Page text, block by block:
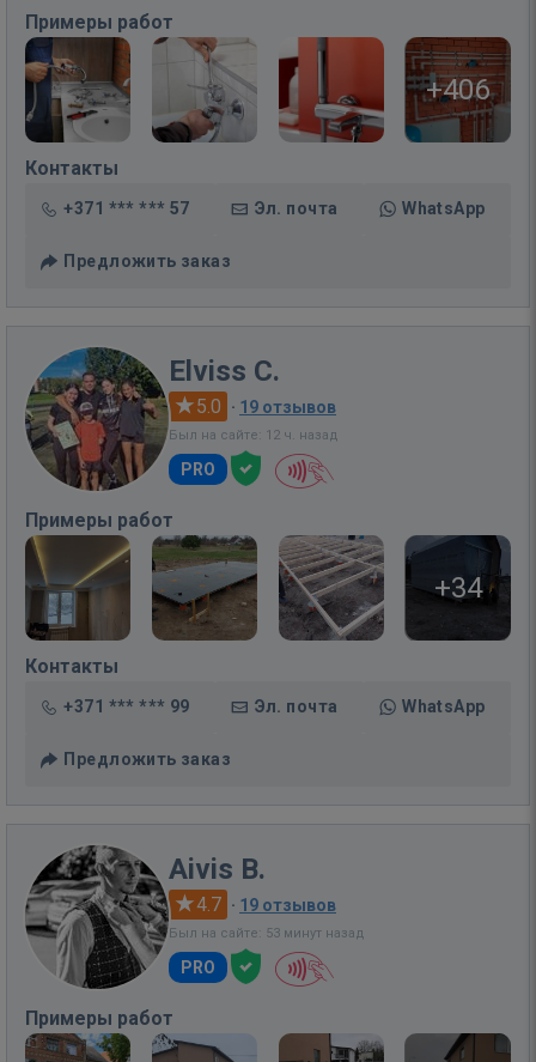
Примеры работ
+406
Контакты
+371 *** *** 57 Эл. почта WhatsApp
Предложить заказ
Elviss C.
5.0 · 19 отзывов
Был на сайте: 12 ч. назад
PRO
Примеры работ
+34
Контакты
+371 *** *** 99 Эл. почта WhatsApp
Предложить заказ
Aivis B.
4.7 · 19 отзывов
Был на сайте: 53 минут назад
PRO
Примеры работ